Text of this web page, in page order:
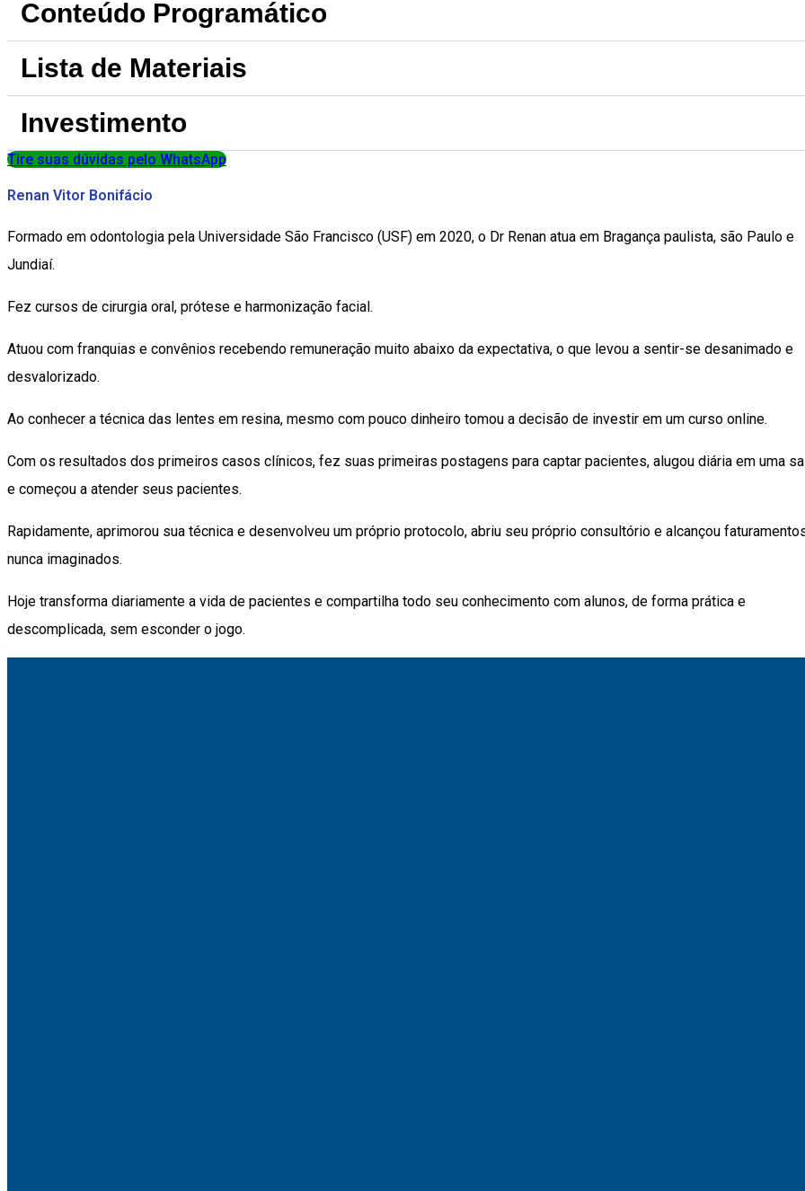
Conteúdo Programático
Lista de Materiais
Investimento
Tire suas dúvidas pelo WhatsApp
Renan Vitor Bonifácio
Formado em odontologia pela Universidade São Francisco (USF) em 2020, o Dr Renan atua em Bragança paulista, são Paulo e
Jundiaí.
Fez cursos de cirurgia oral, prótese e harmonização facial.
Atuou com franquias e convênios recebendo remuneração muito abaixo da expectativa, o que levou a sentir-se desanimado e
desvalorizado.
Ao conhecer a técnica das lentes em resina, mesmo com pouco dinheiro tomou a decisão de investir em um curso online.
Com os resultados dos primeiros casos clínicos, fez suas primeiras postagens para captar pacientes, alugou diária em uma
e começou a atender seus pacientes.
Rapidamente, aprimorou sua técnica e desenvolveu um próprio protocolo, abriu seu próprio consultório e alcançou
nunca imaginados.
Hoje transforma diariamente a vida de pacientes e compartilha todo seu conhecimento com alunos, de forma prática e
descomplicada, sem esconder o jogo.